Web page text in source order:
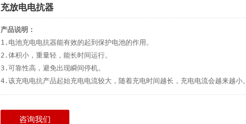
企业动态
充放电电抗器
产品说明：
1.电池充电电抗器能有效的起到保护电池的作用。
2.体积小，重量轻，能长时间运行。
3.可靠性高，避免出现瞬间停机。
4.该充电电抗产品起始充电电流较大，随着充电时间越长，充电电流会越来越小。
咨询我们